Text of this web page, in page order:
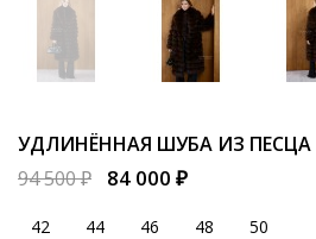
УДЛИНЁННАЯ ШУБА ИЗ ПЕСЦА
94 500 ₽
84 000 ₽
42 44 46 48 50